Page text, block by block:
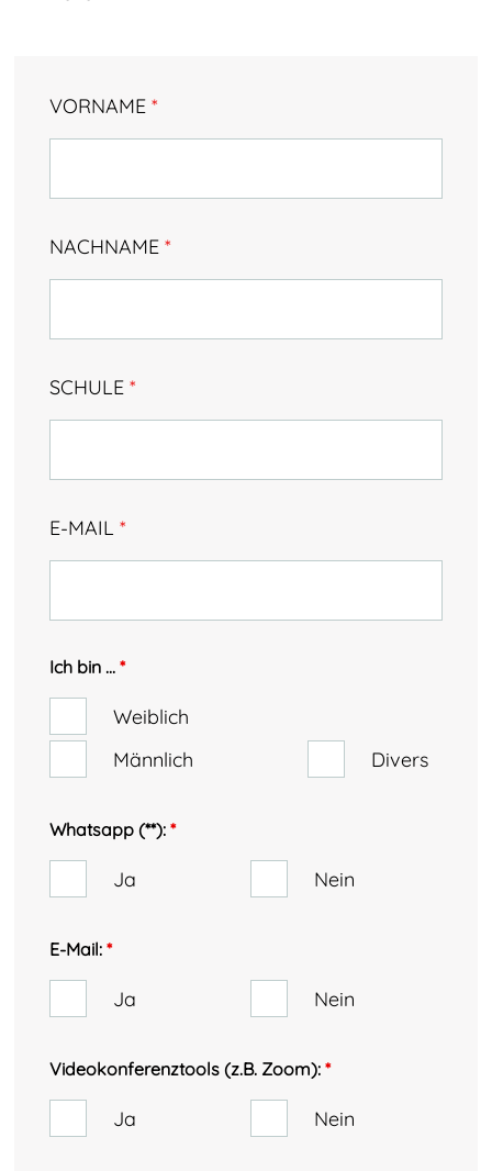
VORNAME*
NACHNAME*
SCHULE*
E-MAIL*
Ich bin ...*
Weiblich
Männlich
Divers
Whatsapp (**):*
Ja Nein
E-Mail:*
Ja Nein
Videokonferenztools (z.B. Zoom):*
Ja Nein